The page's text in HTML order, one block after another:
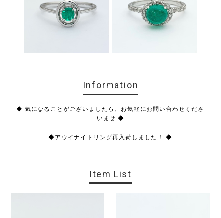
Information
◆ 気になることがございましたら、お気軽にお問い合わせくださ
いませ ◆
◆アウイナイトリング再入荷しました！ ◆
Item List